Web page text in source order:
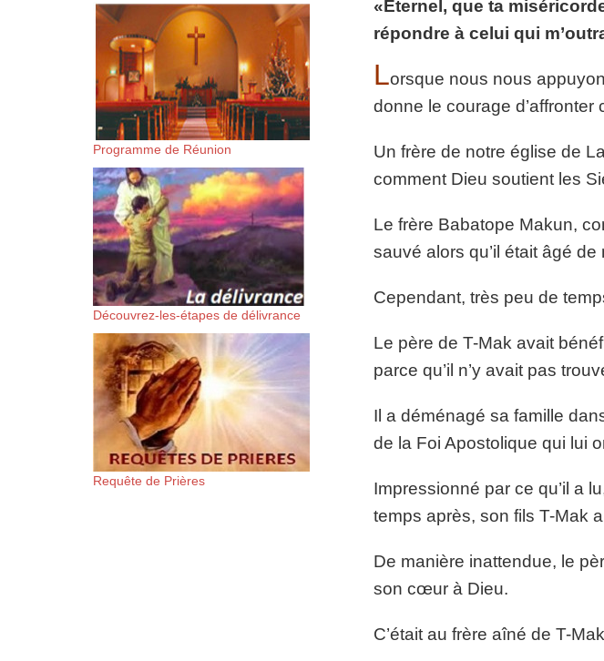
suis-sans-rien-a-moi.mp3 http://www.lafoiapostolique.org/wp-
content/uploads/2018/06/Es-tu-lasse-rempli-de-tritesse.mp3
Programme de Réunion
Découvrez-les-étapes de délivrance
Requête de Prières
«Éternel, que ta
répondre à celui qui
Lorsque nous nous
donne le courage
Un frère de notre église de
comment Dieu soutient les
Le frère Babatope Makun,
sauvé alors qu’il était âgé de
Cependant, très peu de
Le père de T-Mak avait
parce qu’il n’y avait pas
Il a déménagé sa famille
de la Foi Apostolique qui lui
Impressionné par ce qu’il a
temps après, son fils T-Mak
De manière inattendue, le
son cœur à Dieu.
C’était au frère aîné de T-